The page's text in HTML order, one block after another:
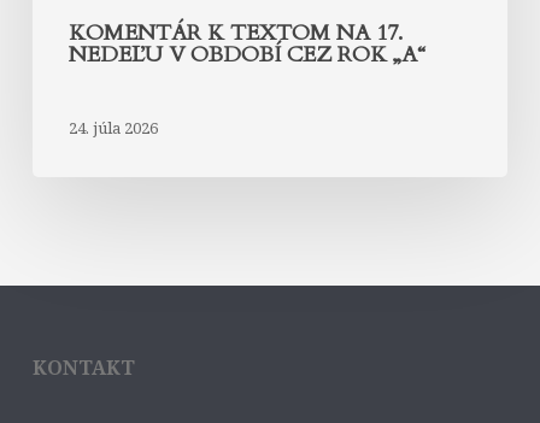
KOMENTÁR K TEXTOM NA 17.
NEDEĽU V OBDOBÍ CEZ ROK „A“
24. júla 2026
KONTAKT